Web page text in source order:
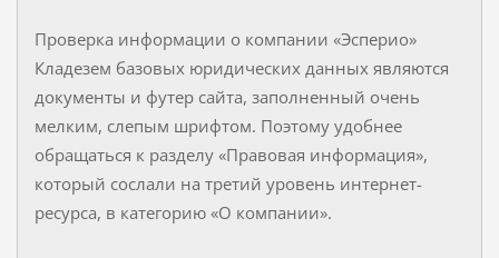
Проверка информации о компании «Эсперио»
Кладезем базовых юридических данных являются
документы и футер сайта, заполненный очень
мелким, слепым шрифтом. Поэтому удобнее
обращаться к разделу «Правовая информация»,
который сослали на третий уровень интернет-
ресурса, в категорию «О компании».